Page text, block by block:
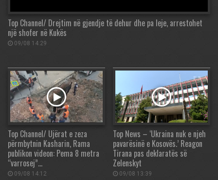
Top Channel/ Drejtim në gjendje të dehur dhe pa leje, arrestohet
një shofer në Kukës
09/08 14:29
Top Channel/ Ujërat e zeza
përmbytnin Kasharin, Rama
publikon videon: Pema 8 metra
“varrosej”…
09/08 14:12
Top News – ‘Ukraina nuk e njeh
pavarësinë e Kosovës.’ Reagon
Tirana pas deklaratës së
Zelenskyt
09/08 13:39